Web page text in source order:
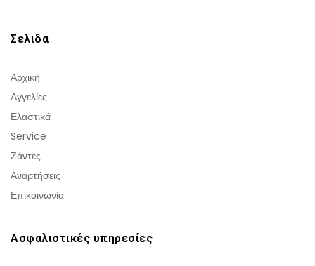
Σελιδα
Αρχική
Αγγελίες
Ελαστικά
Service
Ζάντες
Αναρτήσεις
Επικοινωνία
Ασφαλιστικές υπηρεσίες